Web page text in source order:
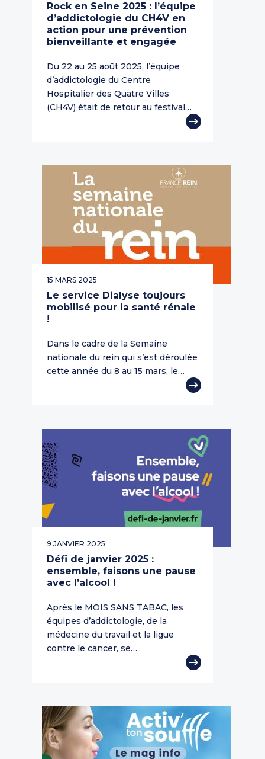
Rock en Seine 2025 : l’équipe
d’addictologie du CH4V en
action pour une prévention
bienveillante et engagée
Du 22 au 25 août 2025, l’équipe
d’addictologie du Centre
Hospitalier des Quatre Villes
(CH4V) était de retour au festival…
15 MARS 2025
Le service Dialyse toujours
mobilisé pour la santé rénale
!
Dans le cadre de la Semaine
nationale du rein qui s’est déroulée
cette année du 8 au 15 mars, le…
9 JANVIER 2025
Défi de janvier 2025 :
ensemble, faisons une pause
avec l’alcool !
Après le MOIS SANS TABAC, les
équipes d’addictologie, de la
médecine du travail et la ligue
contre le cancer, se…